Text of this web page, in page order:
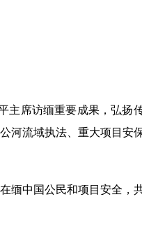
主席访缅重要成果，弘扬
河流域执法、重大项目安
缅中国公民和项目安全，